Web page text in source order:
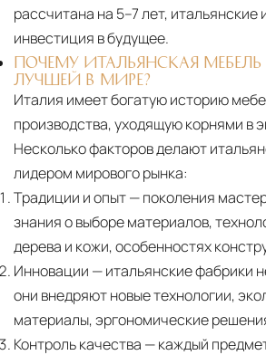
рассчитана на 5–7 лет, итальянские
инвестиция в будущее.
ПОЧЕМУ ИТАЛЬЯНСКАЯ МЕБЕЛЬ
ЛУЧШЕЙ В МИРЕ?
Италия имеет богатую историю
производства, уходящую корнями в
Несколько факторов делают
лидером мирового рынка:
Традиции и опыт— поколения
знания о выборе материалов,
дерева и кожи, особенностях
Инновации — итальянские фабрики
они внедряют новые технологии,
материалы, эргономические
Контроль качества — каждый